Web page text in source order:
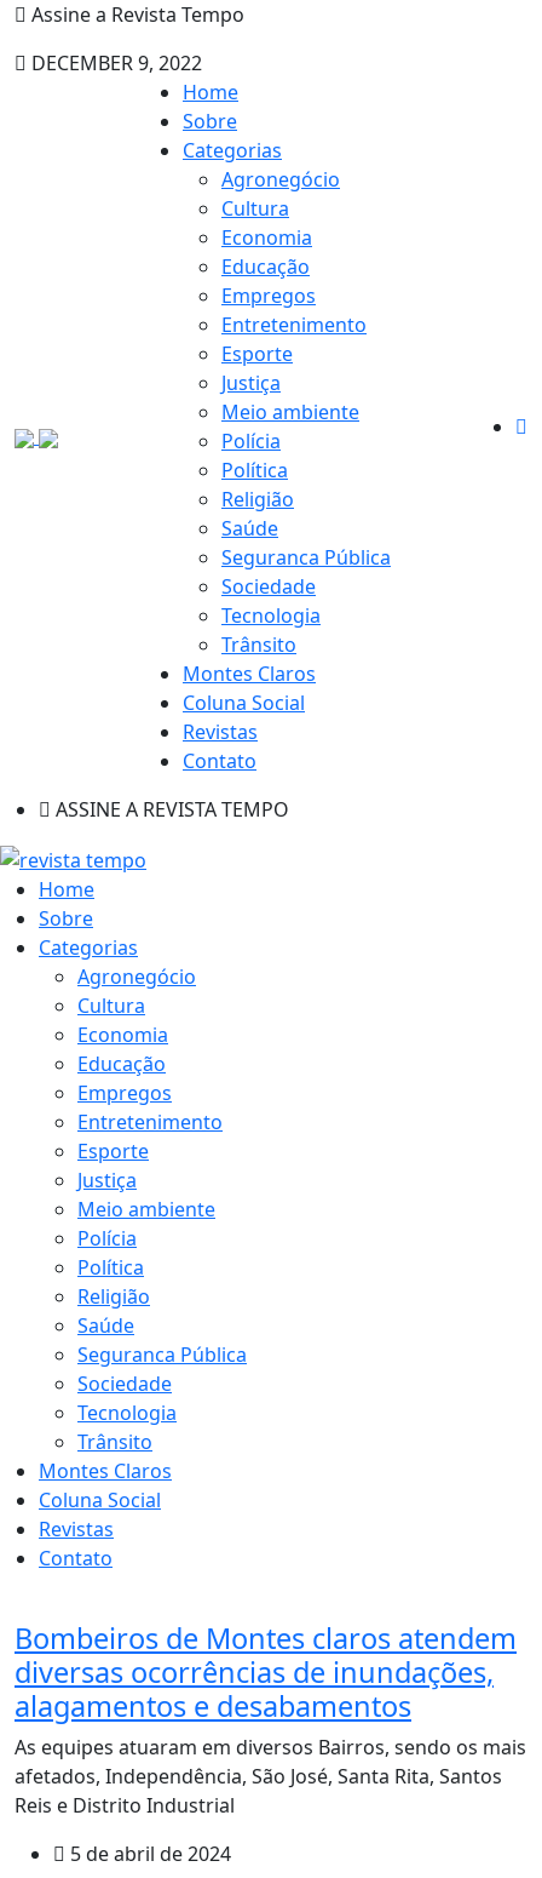
Assine a Revista Tempo
DECEMBER 9, 2022
Home
Sobre
Categorias
Agronegócio
Cultura
Economia
Educação
Empregos
Entretenimento
Esporte
Justiça
Meio ambiente
Polícia
Política
Religião
Saúde
Seguranca Pública
Sociedade
Tecnologia
Trânsito
Montes Claros
Coluna Social
Revistas
Contato
ASSINE A REVISTA TEMPO
Home
Sobre
Categorias
Agronegócio
Cultura
Economia
Educação
Empregos
Entretenimento
Esporte
Justiça
Meio ambiente
Polícia
Política
Religião
Saúde
Seguranca Pública
Sociedade
Tecnologia
Trânsito
Montes Claros
Coluna Social
Revistas
Contato
Bombeiros de Montes claros atendem
diversas ocorrências de inundações,
alagamentos e desabamentos
As equipes atuaram em diversos Bairros, sendo os mais
afetados, Independência, São José, Santa Rita, Santos
Reis e Distrito Industrial
5 de abril de 2024